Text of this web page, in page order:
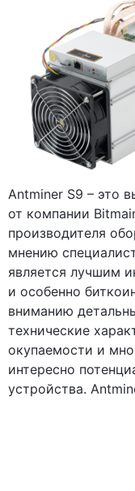
Antminer S9 – это
от компании
производителя
мнению
является лучшим
и особенно
вниманию
технические
окупаемости и
интересно
устройства.